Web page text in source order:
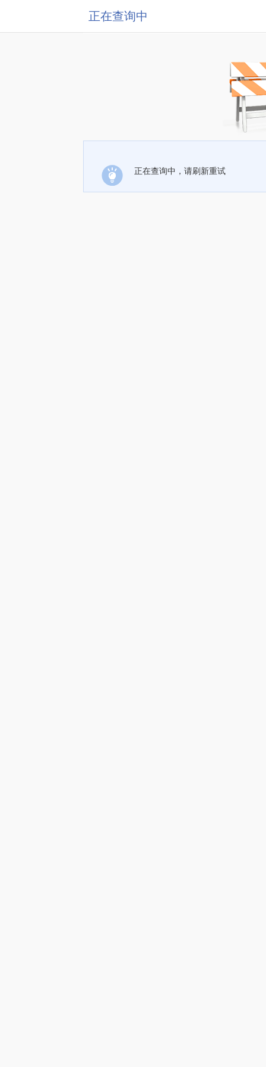
正在查询中
正在查询中，请刷新重试